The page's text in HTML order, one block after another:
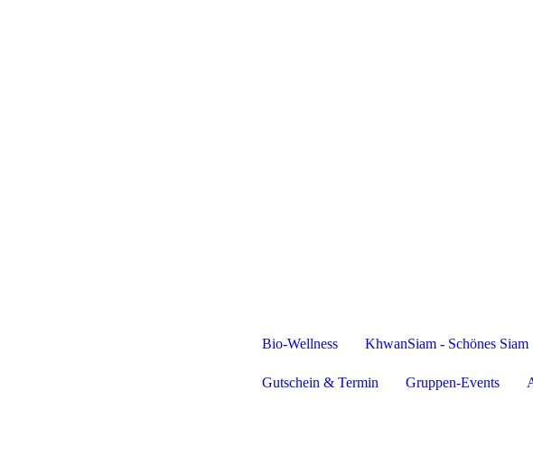
Bio-Wellness KhwanSiam - Schönes Siam
Gutschein & Termin Gruppen-Events